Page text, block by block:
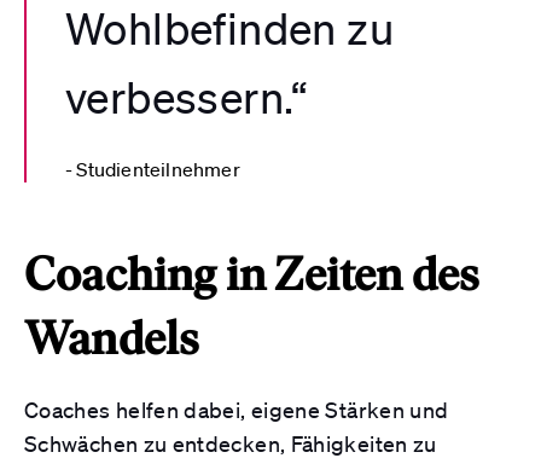
Wohlbefinden zu
verbessern.“
Studienteilnehmer
Coaching in Zeiten des
Wandels
Coaches helfen dabei, eigene Stärken und
Schwächen zu entdecken, Fähigkeiten zu